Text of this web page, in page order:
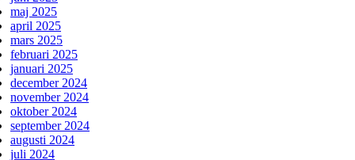
maj 2025
april 2025
mars 2025
februari 2025
januari 2025
december 2024
november 2024
oktober 2024
september 2024
augusti 2024
juli 2024